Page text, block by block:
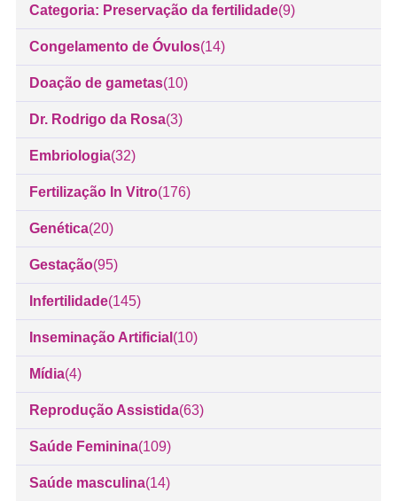
Categoria: Preservação da fertilidade(9)
Congelamento de Óvulos(14)
Doação de gametas(10)
Dr. Rodrigo da Rosa(3)
Embriologia(32)
Fertilização In Vitro(176)
Genética(20)
Gestação(95)
Infertilidade(145)
Inseminação Artificial (10)
Mídia(4)
Reprodução Assistida(63)
Saúde Feminina(109)
Saúde masculina(14)